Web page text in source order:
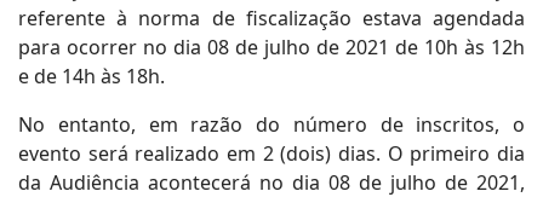
referente à norma de fiscalização estava agendada
para ocorrer no dia 08 de julho de 2021 de 10h às 12h
e de 14h às 18h.
No entanto, em razão do número de inscritos, o
evento será realizado em 2 (dois) dias. O primeiro dia
da Audiência acontecerá no dia 08 de julho de 2021,